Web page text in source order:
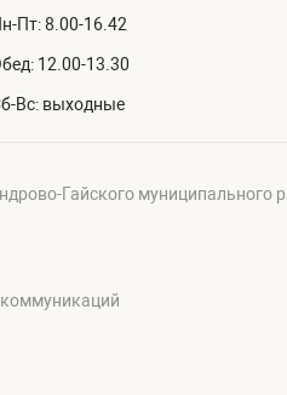
Пт: 8.00-16.42
12.00-13.30
Вс: выходные
Гайского муниципального